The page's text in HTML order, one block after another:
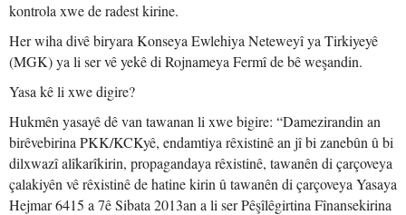
kontrola xwe de radest kirine.
Her wiha divê biryara Konseya Ewlehiya Neteweyî ya Tirkiyeyê
(MGK) ya li ser vê yekê di Rojnameya Fermî de bê weşandin.
Yasa kê li xwe digire?
Hukmên yasayê dê van tawanan li xwe bigire: “Damezirandin an
birêvebirina PKK/KCKyê, endamtiya rêxistinê an jî bi zanebûn û bi
dilxwazî alîkarîkirin, propagandaya rêxistinê, tawanên di çarçoveya
çalakiyên vê rêxistinê de hatine kirin û tawanên di çarçoveya Yasaya
Hejmar 6415 a 7ê Sibata 2013an a li ser Pêşîlêgirtina Fînansekirina